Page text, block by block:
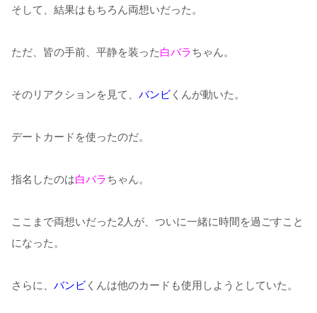
そして、結果はもちろん両想いだった。
ただ、皆の手前、平静を装った白バラちゃん。
そのリアクションを見て、 バンビ くんが動いた。
デートカードを使ったのだ。
指名したのは白バラちゃん。
ここまで両想いだった2人が、ついに一緒に時間を過ごすこと
になった。
さらに、 バンビ くんは他のカードも使用しようとしていた。